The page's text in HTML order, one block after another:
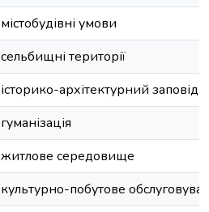
містобудівні умови
сельбищні території
історико-архітектурний
гуманізація
житлове середовище
культурно-побутове